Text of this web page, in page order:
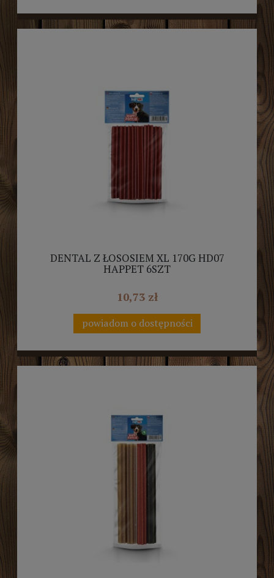
DENTAL Z ŁOSOSIEM XL 170G HD07
HAPPET 6SZT
10,73 zł
powiadom o dostępności